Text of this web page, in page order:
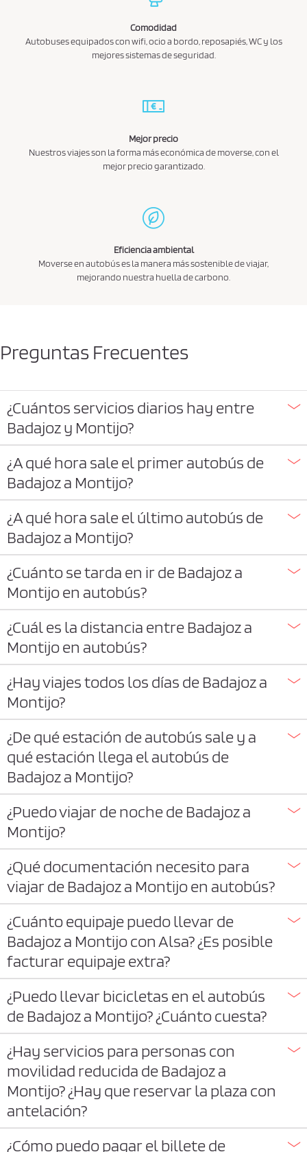
Comodidad
Autobuses equipados con wifi, ocio a bordo, reposapiés, WC y los
mejores sistemas de seguridad.
Mejor precio
Nuestros viajes son la forma más económica de moverse, con el
mejor precio garantizado.
Eficiencia ambiental
Moverse en autobús es la manera más sostenible de viajar,
mejorando nuestra huella de carbono.
Preguntas Frecuentes
¿Cuántos servicios diarios hay entre
Badajoz y Montijo?
¿A qué hora sale el primer autobús de
Badajoz a Montijo?
¿A qué hora sale el último autobús de
Badajoz a Montijo?
¿Cuánto se tarda en ir de Badajoz a
Montijo en autobús?
¿Cuál es la distancia entre Badajoz a
Montijo en autobús?
¿Hay viajes todos los días de Badajoz a
Montijo?
¿De qué estación de autobús sale y a
qué estación llega el autobús de
Badajoz a Montijo?
¿Puedo viajar de noche de Badajoz a
Montijo?
¿Qué documentación necesito para
viajar de Badajoz a Montijo en autobús?
¿Cuánto equipaje puedo llevar de
Badajoz a Montijo con Alsa? ¿Es posible
facturar equipaje extra?
¿Puedo llevar bicicletas en el autobús
de Badajoz a Montijo? ¿Cuánto cuesta?
¿Hay servicios para personas con
movilidad reducida de Badajoz a
Montijo? ¿Hay que reservar la plaza con
antelación?
¿Cómo puedo pagar el billete de